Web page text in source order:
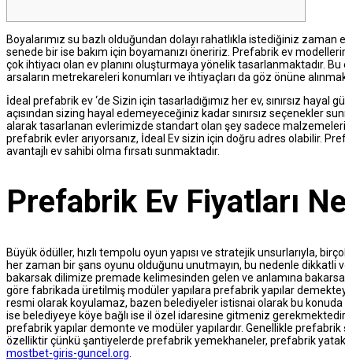
Boyalarımız su bazlı olduğundan dolayı rahatlıkla istediğiniz
senede bir ise bakım için boyamanızı öneririz. Prefabrik ev
çok ihtiyacı olan ev planını oluşturmaya yönelik tasarlanmaktadır.
arsaların metrekareleri konumları ve ihtiyaçları da göz önüne
İdeal prefabrik ev ‘de Sizin için tasarladığımız her ev, sınırsız
açısından sizing hayal edemeyeceğiniz kadar sınırsız seçenekler
alarak tasarlanan evlerimizde standart olan şey sadece
prefabrik evler arıyorsanız, İdeal Ev sizin için doğru adres olabilir.
avantajlı ev sahibi olma fırsatı sunmaktadır.
Prefabrik Ev Fiyatları
Büyük ödüller, hızlı tempolu oyun yapısı ve stratejik unsurlarıyla,
her zaman bir şans oyunu olduğunu unutmayın, bu nedenle
bakarsak dilimize premade kelimesinden gelen ve anlamına
göre fabrikada üretilmiş modüler yapılara prefabrik yapılar
resmi olarak koyulamaz, bazen belediyeler istisnai olarak bu
ise belediyeye köye bağlı ise il özel idaresine gitmeniz
prefabrik yapılar demonte ve modüler yapılardır. Genellikle
özelliktir çünkü şantiyelerde prefabrik yemekhaneler, prefabrik
mostbet-giris-guncel.org.